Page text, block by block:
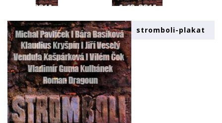
stromboli-plakat